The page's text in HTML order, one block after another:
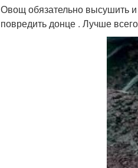
Овощ обязательно высушить
повредить донце . Лучше